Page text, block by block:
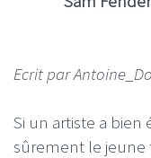
Ecrit par
Si un artiste a
sûrement le